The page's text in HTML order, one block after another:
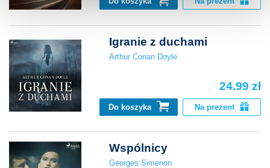
Igranie z duchami
Arthur Conan Doyle
24.99 zł
Do koszyka Na prezent
Wspólnicy
Georges Simenon